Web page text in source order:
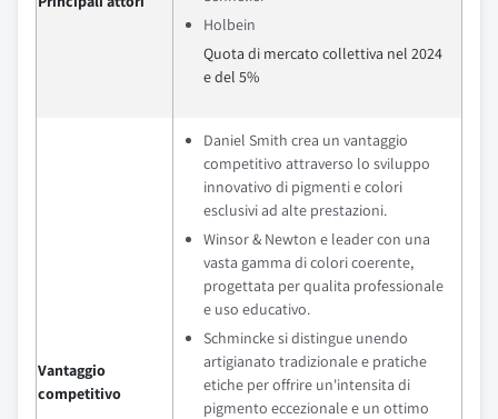
Holbein
Quota di mercato collettiva nel 2024
e del 5%
Vantaggio
competitivo
Daniel Smith crea un vantaggio
competitivo attraverso lo sviluppo
innovativo di pigmenti e colori
esclusivi ad alte prestazioni.
Winsor & Newton e leader con una
vasta gamma di colori coerente,
progettata per qualita professionale
e uso educativo.
Schmincke si distingue unendo
artigianato tradizionale e pratiche
etiche per offrire un'intensita di
pigmento eccezionale e un ottimo